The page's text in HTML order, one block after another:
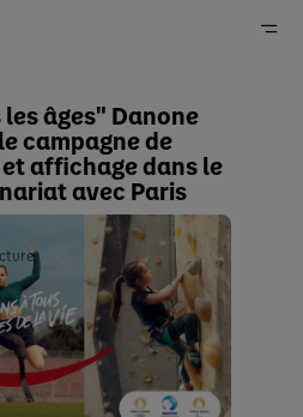
les âges" Danone
campagne de
affichage dans le
avec Paris